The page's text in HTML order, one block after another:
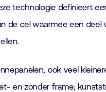
technologie definieert
de cel waarmee een
ook veel
en zonder frame;